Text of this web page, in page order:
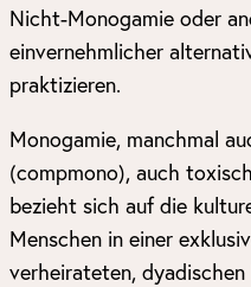
Nicht-Monogamie oder
einvernehmlicher
praktizieren.
Monogamie, manchmal
(compmono), auch
bezieht sich auf die
Menschen in einer
verheirateten,